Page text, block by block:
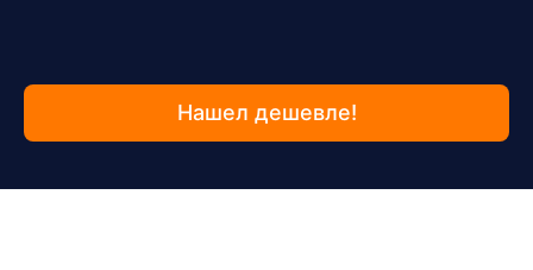
Нашел дешевле!